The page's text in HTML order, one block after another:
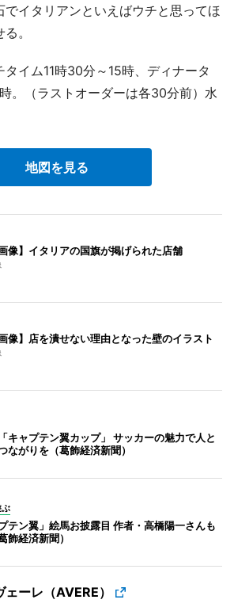
でイタリアンといえばウチと思ってほ
。
イム11時30分～15時、ディナータ
。（ラストオーダーは各30分前）水
地図を見る
画像】イタリアの国旗が掲げられた店舗
画像】店を潰せない理由となった壁のイラスト
キャプテン翼カップ」 サッカーの魅力で人と
ながりを（葛飾経済新聞）
ぶ
テン翼」絵馬お披露目 作者・高橋陽一さんも
飾経済新聞）
ェーレ（AVERE）